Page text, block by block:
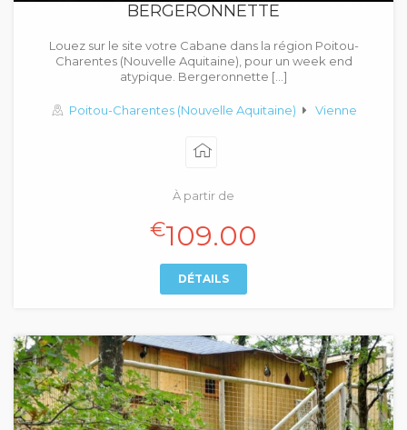
BERGERONNETTE
Louez sur le site votre Cabane dans la région Poitou-
Charentes (Nouvelle Aquitaine), pour un week end
atypique. Bergeronnette […]
Poitou-Charentes (Nouvelle Aquitaine) Vienne
À partir de
€109.00
DÉTAILS